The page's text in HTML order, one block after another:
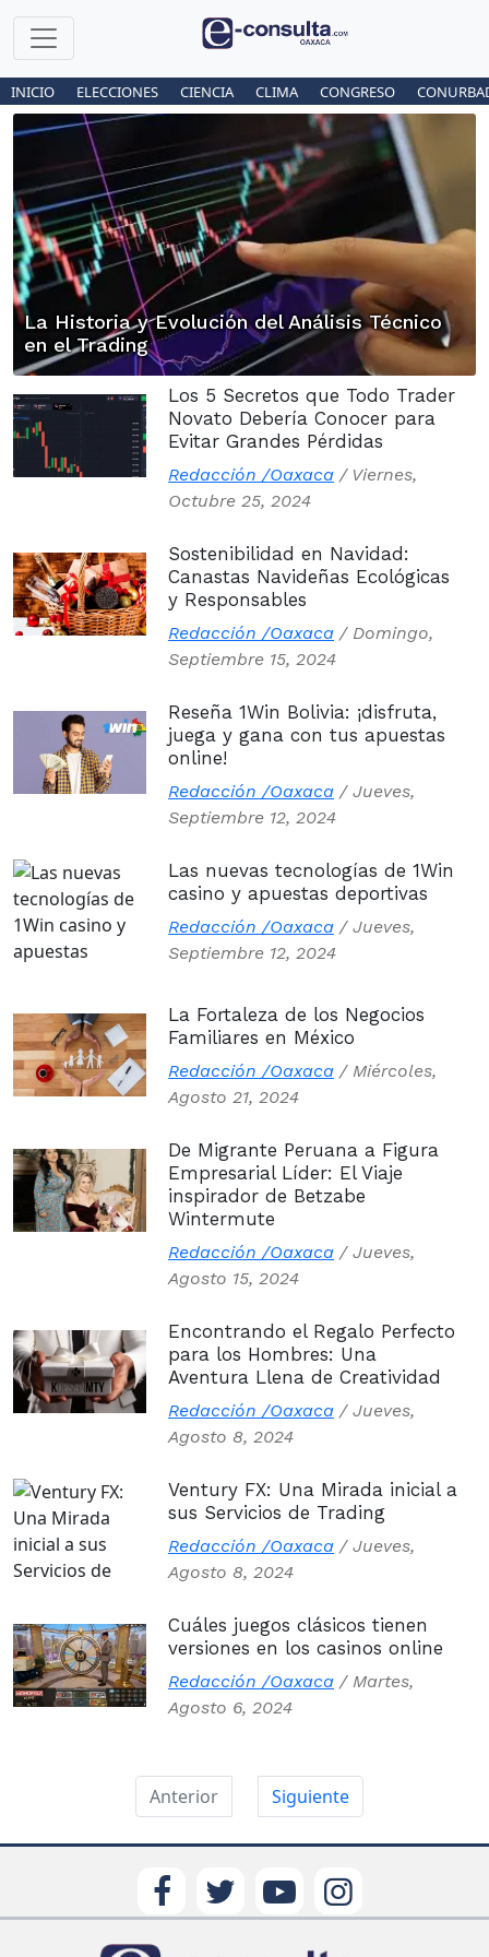
INICIO ELECCIONES CIENCIA CLIMA CONGRESO
La Historia y Evolución del Análisis Técnico
en el Trading
Los 5 Secretos que Todo Trader
Novato Debería Conocer para
Evitar Grandes Pérdidas
Redacción /Oaxaca / Viernes,
Octubre 25, 2024
Sostenibilidad en Navidad:
Canastas Navideñas Ecológicas
y Responsables
Redacción /Oaxaca / Domingo,
Septiembre 15, 2024
Reseña 1Win Bolivia: ¡disfruta,
juega y gana con tus apuestas
online!
Redacción /Oaxaca / Jueves,
Septiembre 12, 2024
Las nuevas tecnologías de 1Win
casino y apuestas deportivas
Redacción /Oaxaca / Jueves,
Septiembre 12, 2024
La Fortaleza de los Negocios
Familiares en México
Redacción /Oaxaca / Miércoles,
Agosto 21, 2024
De Migrante Peruana a Figura
Empresarial Líder: El Viaje
inspirador de Betzabe
Wintermute
Redacción /Oaxaca / Jueves,
Agosto 15, 2024
Encontrando el Regalo Perfecto
para los Hombres: Una
Aventura Llena de Creatividad
Redacción /Oaxaca / Jueves,
Agosto 8, 2024
Ventury FX: Una Mirada inicial a
sus Servicios de Trading
Redacción /Oaxaca / Jueves,
Agosto 8, 2024
Cuáles juegos clásicos tienen
versiones en los casinos online
Redacción /Oaxaca / Martes,
Agosto 6, 2024
Anterior Siguiente